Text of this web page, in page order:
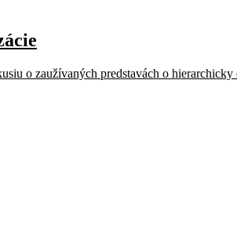
o zaužívaných predstavách o